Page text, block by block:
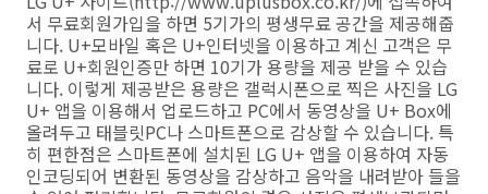
서 무료회원가입을 하면 5기가의 평생무료 공간을 제공해줍
니다. U+모바일 혹은 U+인터넷을 이용하고 계신 고객은 무
료로 U+회원인증만 하면 10기가 용량을 제공 받을 수 있습
니다. 이렇게 제공받은 용량은 갤럭시폰으로 찍은 사진을 LG
U+ 앱을 이용해서 업로드하고 PC에서 동영상을 U+ Box에
올려두고 태블릿PC나 스마트폰으로 감상할 수 있습니다. 특
히 편한점은 스마트폰에 설치된 LG U+ 앱을 이용하여 자동
인코딩되어 변환된 동영상을 감상하고 음악을 내려받아 들을